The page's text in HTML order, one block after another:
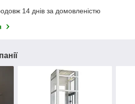
14 днів за домовленістю